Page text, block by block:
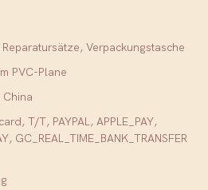
Verpackungstasche
PVC-Plane
T/T, PAYPAL, APPLE_PAY,
GC_REAL_TIME_BANK_TRANSFER